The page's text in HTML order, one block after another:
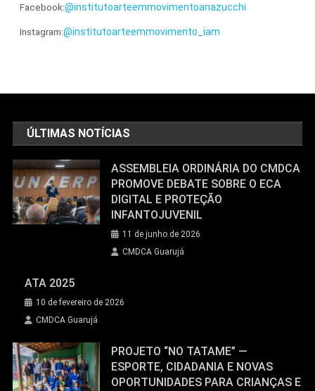
Facebook:@institutoarteemmovimentoanazucchi
Instagram:@institutoarteemmovimento_iam
ÚLTIMAS NOTÍCIAS
ASSEMBLEIA ORDINÁRIA DO CMDCA
PROMOVE DEBATE SOBRE O ECA
DIGITAL E PROTEÇÃO
INFANTOJUVENIL
11 de junho de 2026
CMDCA Guarujá
ATA 2025
10 de fevereiro de 2026
CMDCA Guarujá
PROJETO “NO TATAME” —
ESPORTE, CIDADANIA E NOVAS
OPORTUNIDADES PARA CRIANÇAS E